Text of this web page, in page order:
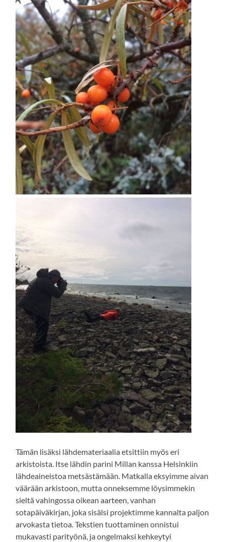
Tämän lisäksi lähdemateriaalia etsittiin myös eri
arkistoista. Itse lähdin parini Millan kanssa Helsinkiin
lähdeaineistoa metsästämään. Matkalla eksyimme aivan
väärään arkistoon, mutta onneksemme löysimmekin
sieltä vahingossa oikean aarteen, vanhan
sotapäiväkirjan, joka sisälsi projektimme kannalta paljon
arvokasta tietoa. Tekstien tuottaminen onnistui
mukavasti parityönä, ja ongelmaksi kehkeytyi